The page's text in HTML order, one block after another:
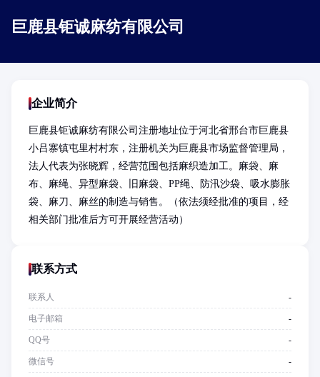
巨鹿县钜诚麻纺有限公司
企业简介
巨鹿县钜诚麻纺有限公司注册地址位于河北省邢台市巨鹿县
小吕寨镇屯里村村东，注册机关为巨鹿县市场监督管理局，
法人代表为张晓辉，经营范围包括麻织造加工。麻袋、麻
布、麻绳、异型麻袋、旧麻袋、PP绳、防汛沙袋、吸水膨胀
袋、麻刀、麻丝的制造与销售。（依法须经批准的项目，经
相关部门批准后方可开展经营活动）
联系方式
联系人 -
电子邮箱 -
QQ号 -
微信号 -